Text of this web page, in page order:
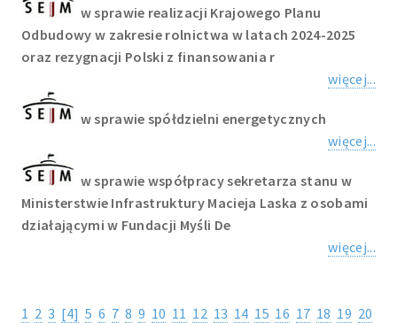
w sprawie realizacji Krajowego Planu
Odbudowy w zakresie rolnictwa w latach 2024-2025
oraz rezygnacji Polski z finansowania r
więcej...
w sprawie spółdzielni energetycznych
więcej...
w sprawie współpracy sekretarza stanu w
Ministerstwie Infrastruktury Macieja Laska z osobami
działającymi w Fundacji Myśli De
więcej...
1 2 3 [4] 5 6 7 8 9 10 11 12 13 14 15 16 17 18 19 20